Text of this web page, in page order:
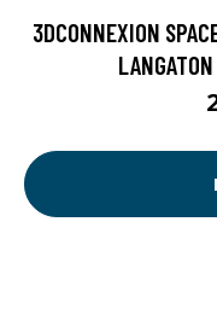
3DCONNEXION